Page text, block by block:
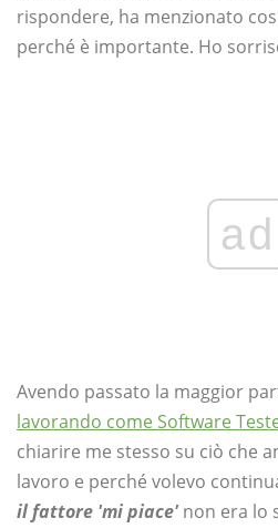
rispondere, ha menzionato
perché è importante. Ho
ad
Avendo passato la maggior
lavorando come Software
chiarire me stesso su ciò che
lavoro e perché volevo
il fattore 'mi piace' non era lo